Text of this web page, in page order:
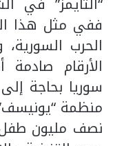
الحرب
سوريا بحاجة
منظمة
نصف مليون